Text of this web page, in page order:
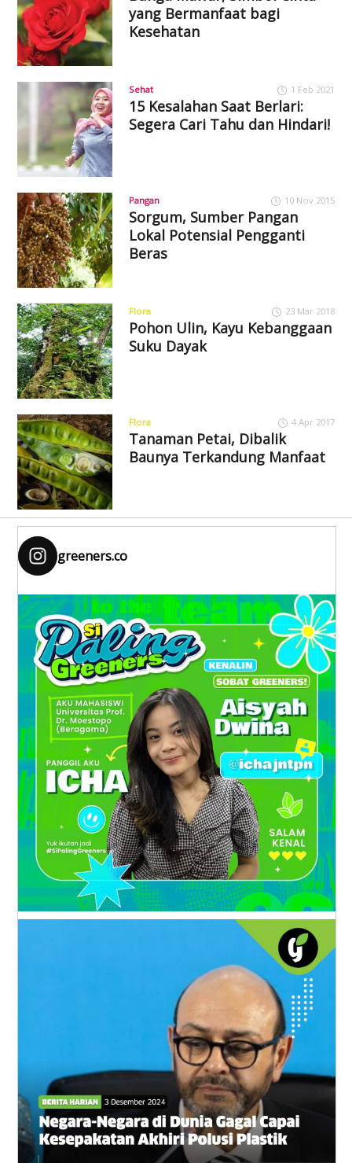
yang Bermanfaat bagi
Kesehatan
Sehat 1 Feb 2021
15 Kesalahan Saat Berlari:
Segera Cari Tahu dan Hindari!
Pangan 10 Nov 2015
Sorgum, Sumber Pangan
Lokal Potensial Pengganti
Beras
Flora 23 Mar 2018
Pohon Ulin, Kayu Kebanggaan
Suku Dayak
Flora 4 Apr 2017
Tanaman Petai, Dibalik
Baunya Terkandung Manfaat
greeners.co